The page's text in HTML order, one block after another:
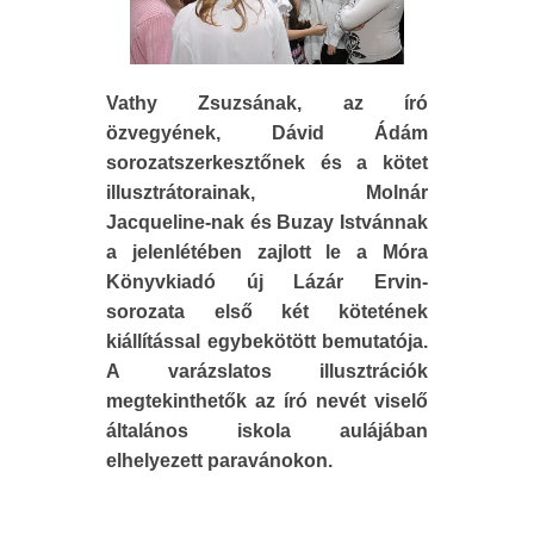
Vathy Zsuzsának, az író
özvegyének, Dávid Ádám
sorozatszerkesztőnek és a kötet
illusztrátorainak, Molnár
Jacqueline-nak és Buzay Istvánnak
a jelenlétében zajlott le a Móra
Könyvkiadó új Lázár Ervin-
sorozata első két kötetének
kiállítással egybekötött bemutatója.
A varázslatos illusztrációk
megtekinthetők az író nevét viselő
általános iskola aulájában
elhelyezett paravánokon.